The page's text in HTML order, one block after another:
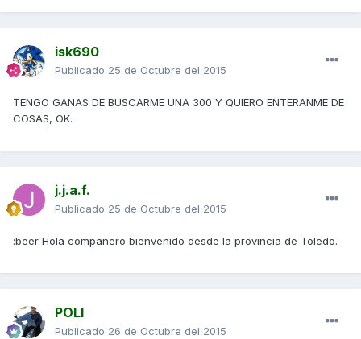
isk690
Publicado 25 de Octubre del 2015
TENGO GANAS DE BUSCARME UNA 300 Y QUIERO ENTERANME DE
COSAS, OK.
j.j.a.f.
Publicado 25 de Octubre del 2015
:beer Hola compañero bienvenido desde la provincia de Toledo.
POLI
Publicado 26 de Octubre del 2015